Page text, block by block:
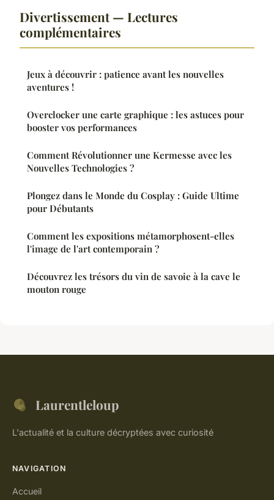
Divertissement — Lectures
complémentaires
Jeux à découvrir : patience avant les nouvelles
aventures !
Overclocker une carte graphique : les astuces pour
booster vos performances
Comment Révolutionner une Kermesse avec les
Nouvelles Technologies ?
Plongez dans le Monde du Cosplay : Guide Ultime
pour Débutants
Comment les expositions métamorphosent-elles
l'image de l'art contemporain ?
Découvrez les trésors du vin de savoie à la cave le
mouton rouge
Laurentleloup
L'actualité et la culture décryptées avec curiosité
NAVIGATION
Accueil